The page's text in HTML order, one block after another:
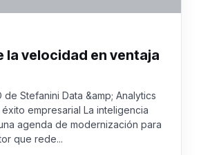
la velocidad en ventaja
de Stefanini Data &amp; Analytics
empresarial La inteligencia
agenda de modernización para
que rede...